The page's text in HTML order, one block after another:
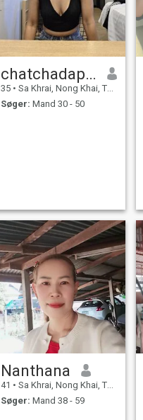
chatchadaporn
35 • Sa Khrai, Nong Khai, Thailand
Søger: Mand 30 - 50
Nanthana
41 • Sa Khrai, Nong Khai, Thailand
Søger: Mand 38 - 59